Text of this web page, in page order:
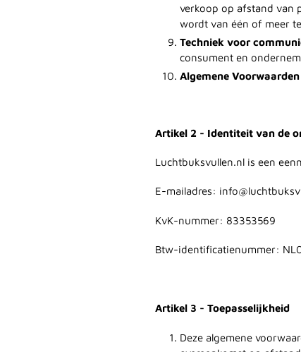
verkoop op afstand van
wordt van één of meer
Techniek voor
consument en
Algemene Voorwaarden
Artikel 2 - Identiteit van de
Luchtbuksvullen.nl is een
E-mailadres:
KvK-nummer: 83353569
Btw-identificatienummer:
Artikel 3 - Toepasselijkheid
Deze algemene